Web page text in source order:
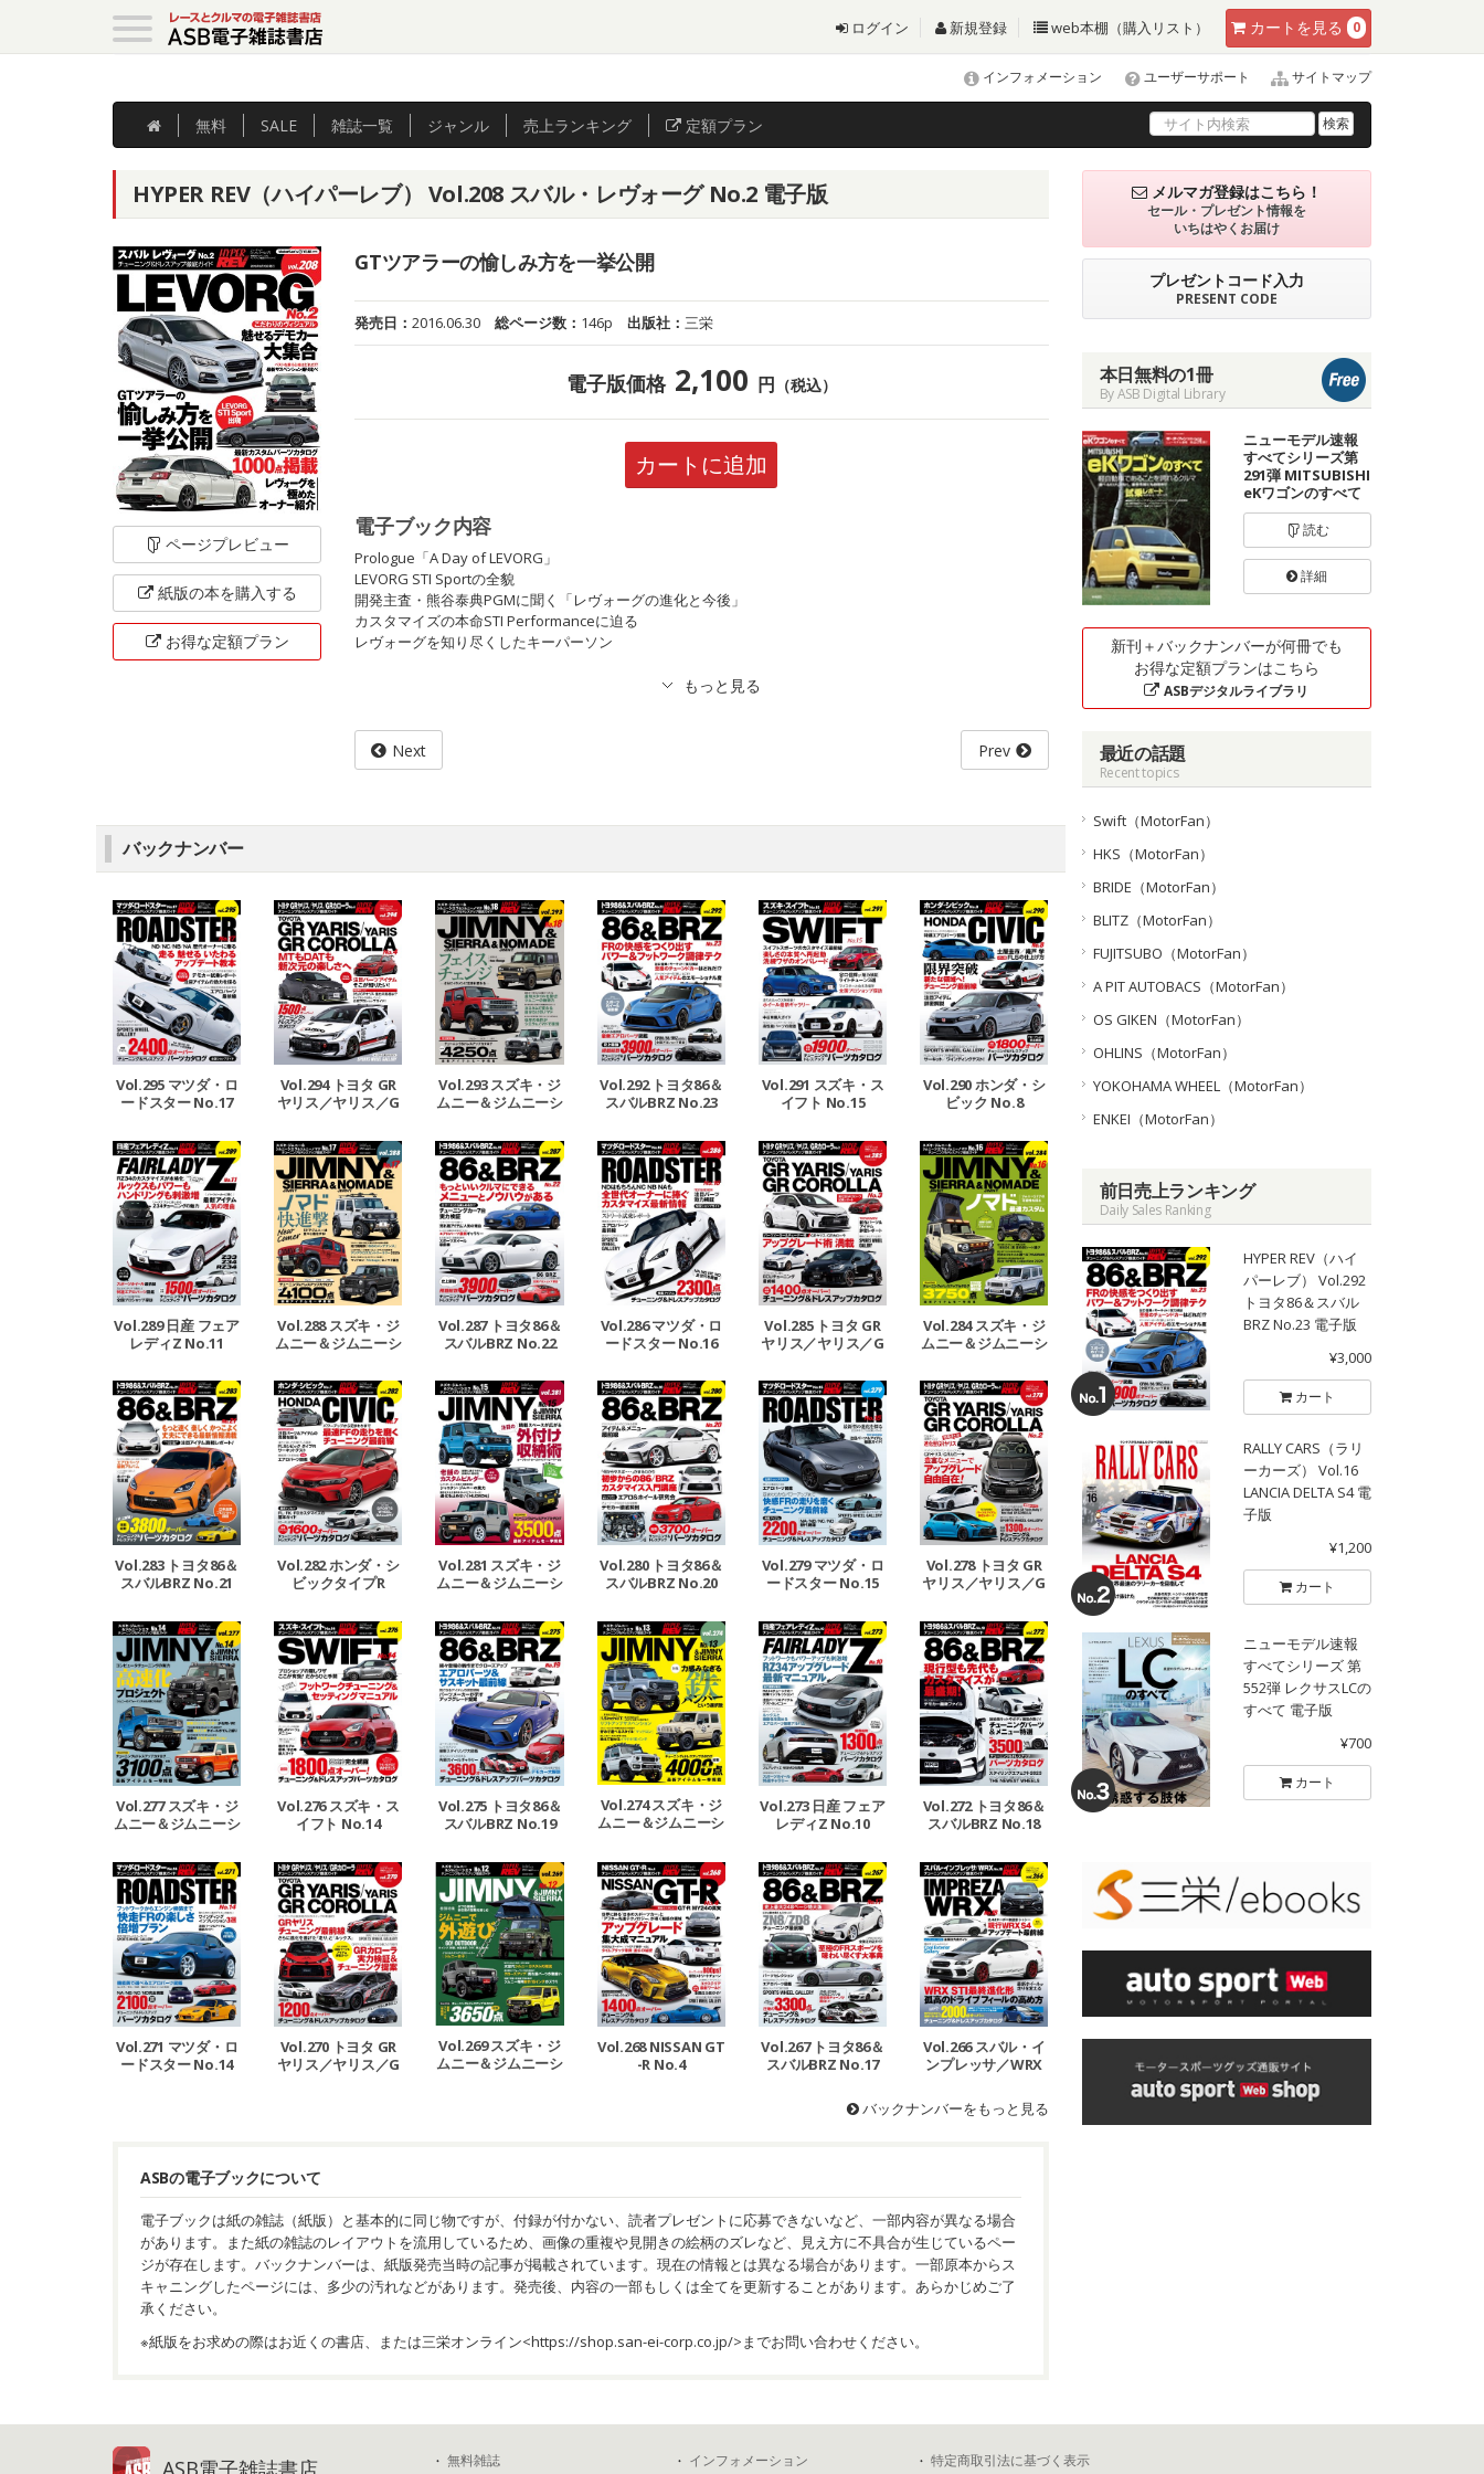
カート を見る 0
ログイン 新規登録 web本棚（購入リスト）
インフォメーション ユーザーサポート サイトマップ
無料 SALE 雑誌一覧 ジャンル 売上ランキング 定額プラン 検索
HYPER REV（ハイパーレブ） Vol.208 スバル・レヴォーグ No.2 電子版
ページプレビュー
紙版の本を購入する
お得な定額プラン
GTツアラーの愉しみ方を一挙公開
発売日：2016.06.30 総ページ数： 146p 出版社：三栄
電子版価格 2,100 円 （税込）
カートに追加
電子ブック内容
Prologue「A Day of LEVORG」
LEVORG STI Sportの全貌
開発主査・熊谷泰典PGMに聞く「レヴォーグの進化と今後」
カスタマイズの本命STI Performanceに迫る
レヴォーグを知り尽くしたキーパーソン
Next Prev
バックナンバー
Vol.295 マツダ・ロ
ードスター No.17
Vol.294 トヨタ GR
ヤリス／ヤリス／G
Vol.293 スズキ・ジ
ムニー＆ジムニーシ
ド No.18
Vol.292 トヨタ86＆
スバルBRZ No.23
Vol.291 スズキ・ス
イフト No.15
Vol.290 ホンダ・シ
ビック No.8
Vol.289 日産 フェア
レディZ No.11
Vol.288 スズキ・ジ
ムニー＆ジムニーシ
ド No.17
Vol.287 トヨタ86＆
スバルBRZ No.22
Vol.286 マツダ・ロ
ードスター No.16
Vol.285 トヨタ GR
ヤリス／ヤリス／G
Vol.284 スズキ・ジ
ムニー＆ジムニーシ
ド No.16
Vol.283 トヨタ86＆
スバルBRZ No.21
Vol.282 ホンダ・シ
ビックタイプR
Vol.281 スズキ・ジ
ムニー＆ジムニーシ
Vol.280 トヨタ86＆
スバルBRZ No.20
Vol.279 マツダ・ロ
ードスター No.15
Vol.278 トヨタ GR
ヤリス／ヤリス／G
Vol.277 スズキ・ジ
ムニー＆ジムニーシ
Vol.276 スズキ・ス
イフト No.14
Vol.275 トヨタ86＆
スバルBRZ No.19
Vol.274 スズキ・ジ
ムニー＆ジムニーシ
Vol.273 日産 フェア
レディZ No.10
Vol.272 トヨタ86＆
スバルBRZ No.18
Vol.271 マツダ・ロ
ードスター No.14
Vol.270 トヨタ GR
ヤリス／ヤリス／G
Vol.269 スズキ・ジ
ムニー＆ジムニーシ
Vol.268 NISSAN GT
-R No.4
Vol.267 トヨタ86＆
スバルBRZ No.17
Vol.266 スバル・イ
ンプレッサ／WRX
バックナンバーをもっと見る
ASBの電子ブックについて
電子ブックは紙の雑誌（紙版）と基本的に同じ物ですが、付録が付かない、読者プレゼントに応募できないなど、一部内容が異なる場合
があります。また紙の雑誌のレイアウトを流用しているため、画像の重複や見開きの絵柄のズレなど、見え方に不具合が生じているペー
ジが存在します。バックナンバーは、紙版発売当時の記事が掲載されています。現在の情報とは異なる場合があります。一部原本からス
キャニングしたページには、多少の汚れなどがあります。発売後、内容の一部もしくは全てを更新することがあります。あらかじめご了
承ください。
※紙版をお求めの際はお近くの書店、または三栄オンライン<https://shop.san-ei-corp.co.jp/>までお問い合わせください。
メルマガ登録はこちら！
セール・プレゼント情報を
いちはやくお届け
プレゼントコード入力
PRESENT CODE
本日無料の1冊
By ASB Digital Library
ニューモデル速報
すべてシリーズ第
291弾 MITSUBISHI
eKワゴンのすべて
読む
詳細
新刊＋バックナンバーが何冊でも
お得な定額プランはこちら
ASBデジタルライブラリ
最近の話題
Recent topics
Swift（MotorFan）
HKS（MotorFan）
BRIDE（MotorFan）
BLITZ（MotorFan）
FUJITSUBO（MotorFan）
A PIT AUTOBACS（MotorFan）
OS GIKEN（MotorFan）
OHLINS（MotorFan）
YOKOHAMA WHEEL（MotorFan）
ENKEI（MotorFan）
前日売上ランキング
Daily Sales Ranking
HYPER REV（ハイ
パーレブ） Vol.292
トヨタ86＆スバル
BRZ No.23 電子版
¥3,000
カート
RALLY CARS（ラリ
ーカーズ） Vol.16
LANCIA DELTA S4 電
子版
¥1,200
カート
ニューモデル速報
すべてシリーズ 第
552弾 レクサスLCの
すべて 電子版
¥700
カート
ASB電子雑誌書店
無料雑誌
インフォメーション
特定商取引法に基づく表示